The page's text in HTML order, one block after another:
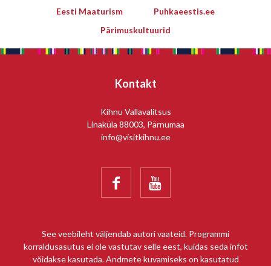
Eesti Maaturism
Puhkaeestis.ee
Pärimuskultuurid
Kontakt
Kihnu Vallavalitsus
Linaküla 88003, Pärnumaa
info@visitkihnu.ee
 
See veebileht väljendab autori vaateid. Programmi
korraldusasutus ei ole vastutav selle eest, kuidas seda infot
võidakse kasutada. Andmete kuvamiseks on kasutatud